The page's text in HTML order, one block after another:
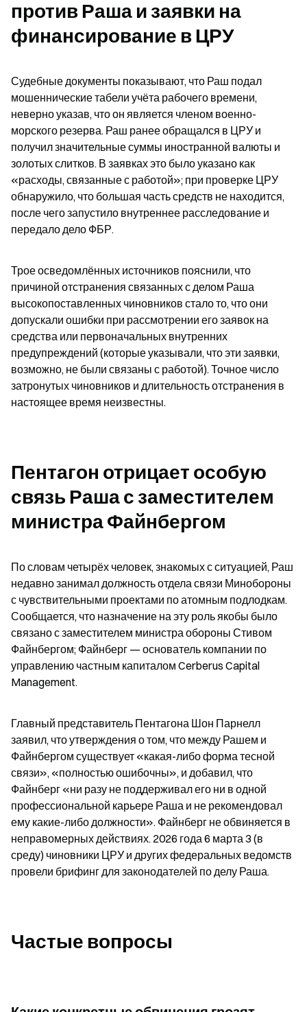
против Раша и заявки на
финансирование в ЦРУ
Судебные документы показывают, что Раш подал
мошеннические табели учёта рабочего времени,
неверно указав, что он является членом военно-
морского резерва. Раш ранее обращался в ЦРУ и
получил значительные суммы иностранной валюты и
золотых слитков. В заявках это было указано как
«расходы, связанные с работой»; при проверке ЦРУ
обнаружило, что большая часть средств не находится,
после чего запустило внутреннее расследование и
передало дело ФБР.
Трое осведомлённых источников пояснили, что
причиной отстранения связанных с делом Раша
высокопоставленных чиновников стало то, что они
допускали ошибки при рассмотрении его заявок на
средства или первоначальных внутренних
предупреждений (которые указывали, что эти заявки,
возможно, не были связаны с работой). Точное число
затронутых чиновников и длительность отстранения в
настоящее время неизвестны.
Пентагон отрицает особую
связь Раша с заместителем
министра Файнбергом
По словам четырёх человек, знакомых с ситуацией, Раш
недавно занимал должность отдела связи Минобороны
с чувствительными проектами по атомным подлодкам.
Сообщается, что назначение на эту роль якобы было
связано с заместителем министра обороны Стивом
Файнбергом; Файнберг — основатель компании по
управлению частным капиталом Cerberus Capital
Management.
Главный представитель Пентагона Шон Парнелл
заявил, что утверждения о том, что между Рашем и
Файнбергом существует «какая-либо форма тесной
связи», «полностью ошибочны», и добавил, что
Файнберг «ни разу не поддерживал его ни в одной
профессиональной карьере Раша и не рекомендовал
ему какие-либо должности». Файнберг не обвиняется в
неправомерных действиях. 2026 года 6 марта 3 (в
среду) чиновники ЦРУ и других федеральных ведомств
провели брифинг для законодателей по делу Раша.
Частые вопросы